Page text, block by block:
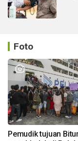
Foto
Pemudik tujuan